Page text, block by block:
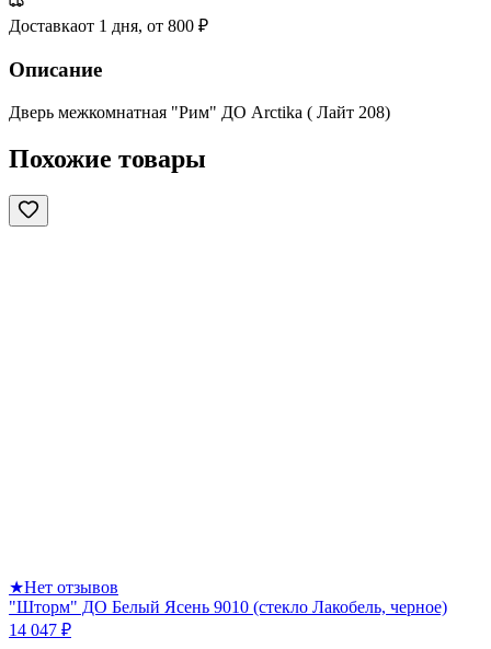
Доставкаот 1 дня, от 800 ₽
Описание
Дверь межкомнатная "Рим" ДО Arctika ( Лайт 208)
Похожие товары
★Нет отзывов
"Шторм" ДО Белый Ясень 9010 (стекло Лакобель, черное)
14 047 ₽